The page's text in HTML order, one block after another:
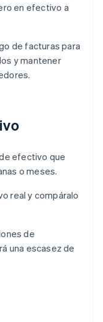
en efectivo a
de facturas para
y mantener
efectivo que
o meses.
real y compáralo
de
una escasez de